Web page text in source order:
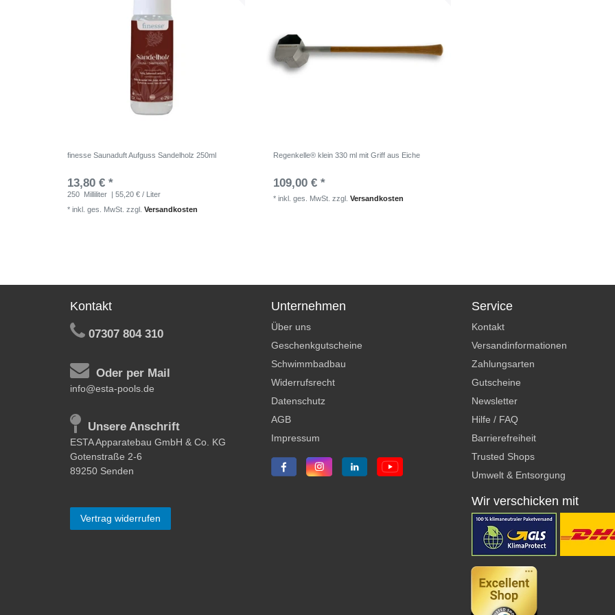
finesse Saunaduft Aufguss Sandelholz 250ml
13,80 € *
250 Milliliter
| 55,20 € / Liter
*inkl. ges. MwSt. zzgl.Versandkosten
Regenkelle® klein 330 ml mit Griff aus Eiche
109,00 € *
*inkl. ges. MwSt. zzgl.Versandkosten
Kontakt
07307 804 310
Oder per Mail
info@esta-pools.de
Unsere Anschrift
ESTA Apparatebau GmbH & Co. KG
Gotenstraße 2-6
89250 Senden
Vertrag widerrufen
Unternehmen
Über uns
Geschenkgutscheine
Schwimmbadbau
Widerrufsrecht
Datenschutz
AGB
Impressum
Service
Kontakt
Versandinformationen
Zahlungsarten
Gutscheine
Newsletter
Hilfe / FAQ
Barrierefreiheit
Trusted Shops
Umwelt & Entsorgung
Wir verschicken mit